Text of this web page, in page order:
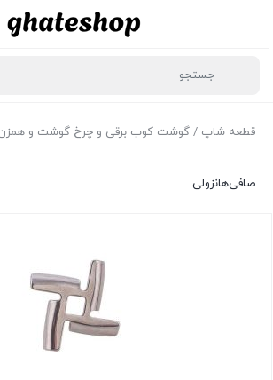
قطعه شاپ / گوشت کوب برقی و چرخ گوشت و
صافی‌هانزولی